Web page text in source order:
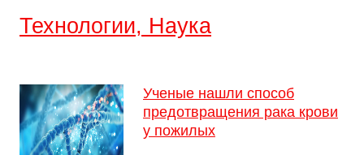
Технологии, Наука
Ученые нашли способ
предотвращения рака крови
у пожилых